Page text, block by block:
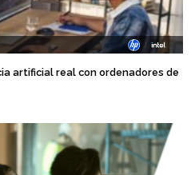
artificial real con ordenadores de